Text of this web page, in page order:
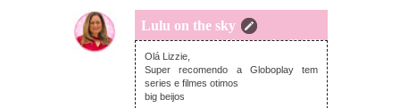
Lulu on the sky
segunda-feira, novembro 02, 2020
Olá Lizzie,
Super recomendo a Globoplay tem
series e filmes otimos
big beijos